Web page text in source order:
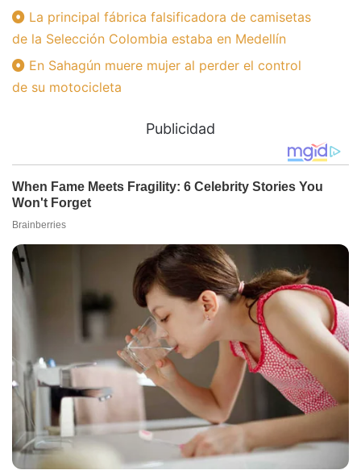
La principal fábrica falsificadora de camisetas
de la Selección Colombia estaba en Medellín
En Sahagún muere mujer al perder el control
de su motocicleta
Publicidad